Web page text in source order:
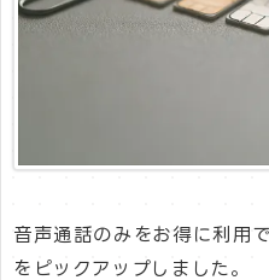
音声通話のみをお得に利用
をピックアップしました。